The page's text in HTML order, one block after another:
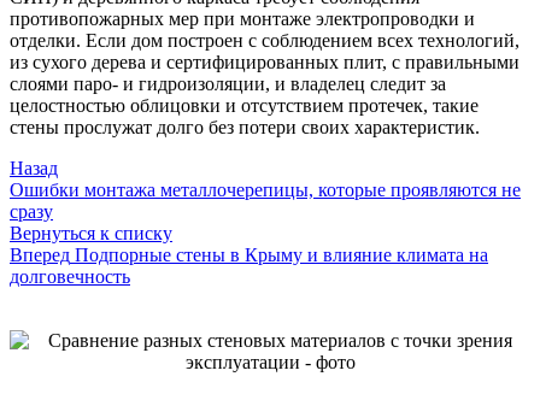
противопожарных мер при монтаже электропроводки и
отделки. Если дом построен с соблюдением всех технологий,
из сухого дерева и сертифицированных плит, с правильными
слоями паро- и гидроизоляции, и владелец следит за
целостностью облицовки и отсутствием протечек, такие
стены прослужат долго без потери своих характеристик.
Назад
Ошибки монтажа металлочерепицы, которые проявляются не
сразу
Вернуться к списку
Вперед Подпорные стены в Крыму и влияние климата на
долговечность